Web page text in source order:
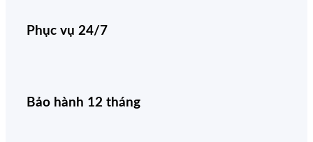
Phục vụ 24/7
Bảo hành 12 tháng